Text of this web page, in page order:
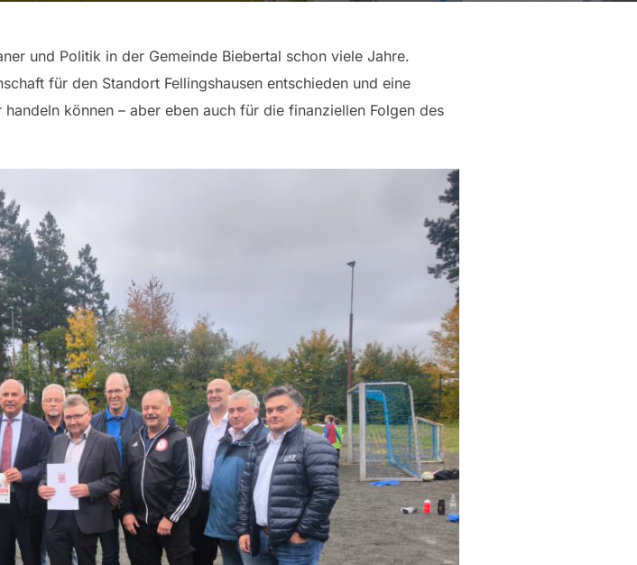
und Politik in der Gemeinde Biebertal schon viele Jahre.
für den Standort Fellingshausen entschieden und eine
können – aber eben auch für die finanziellen Folgen des